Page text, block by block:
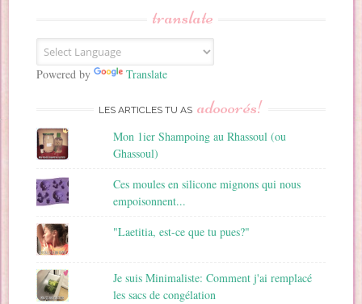
E
m
a
translate
Powered by Translate
LES ARTICLES TU AS adooorés!
Mon 1ier Shampoing au Rhassoul (ou
Ghassoul)
Ces moules en silicone mignons qui nous
empoisonnent...
"Laetitia, est-ce que tu pues?"
Je suis Minimaliste: Comment j'ai remplacé
les sacs de congélation